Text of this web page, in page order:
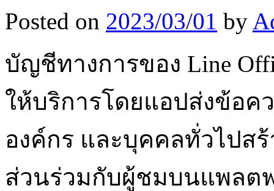
Posted on 2023/03/01 by
บัญชีทางการของ Line
ให้บริการโดยแอปส่งข้อค
องค์กร และบุคคลทั่วไปส
ส่วนร่วมกับผู้ชมบนแพลตฟ